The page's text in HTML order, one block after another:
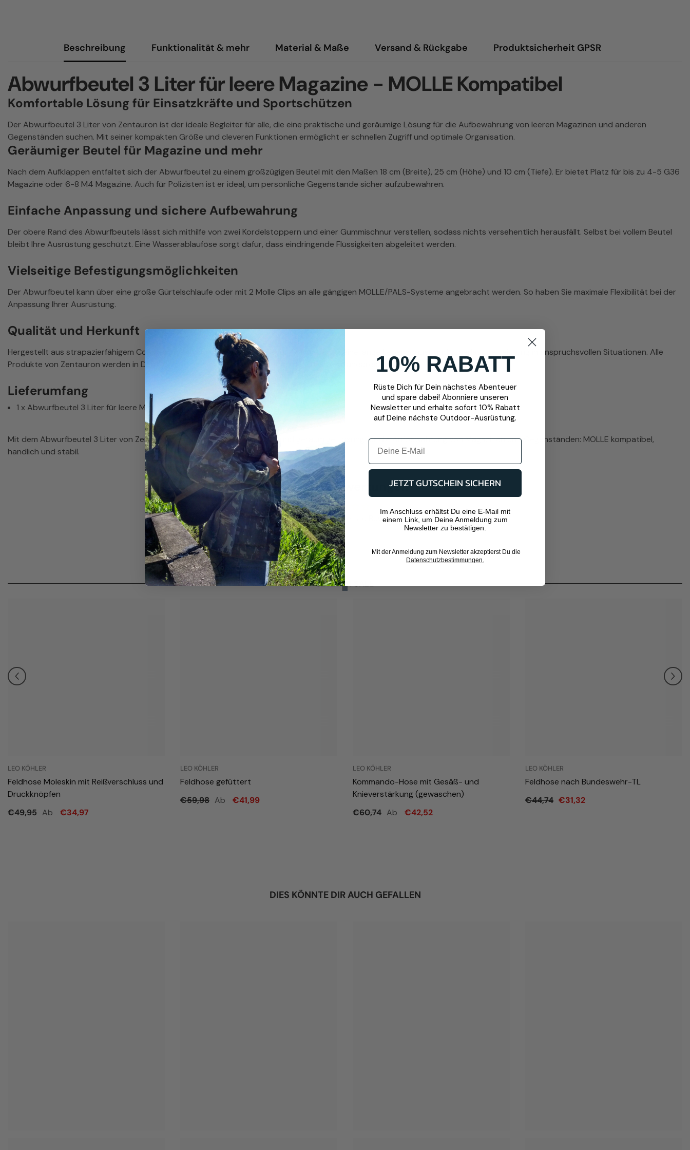
Beschreibung Funktionalität & mehr Material & Maße Versand & Rückgabe Produktsicherheit GPSR
Abwurfbeutel 3 Liter für leere Magazine - MOLLE Kompatibel
Komfortable Lösung für Einsatzkräfte und Sportschützen
Der Abwurfbeutel 3 Liter von Zentauron ist der ideale Begleiter für alle, die eine praktische und geräumige Lösung für die Aufbewahrung von leeren Magazinen und anderen
Gegenständen suchen. Mit seiner kompakten Größe und cleveren Funktionen ermöglicht er schnellen Zugriff und optimale Organisation.
Geräumiger Beutel für Magazine und mehr
Nach dem Aufklappen entfaltet sich der Abwurfbeutel zu einem großzügigen Beutel mit den Maßen 18 cm (Breite), 25 cm (Höhe) und 10 cm (Tiefe). Er bietet Platz für bis zu 4-5 G36
Magazine oder 6-8 M4 Magazine. Auch für Polizisten ist er ideal, um persönliche Gegenstände sicher aufzubewahren.
Einfache Anpassung und sichere Aufbewahrung
Der obere Rand des Abwurfbeutels lässt sich mithilfe von zwei Kordelstoppern und einer Gummischnur verstellen, sodass nichts versehentlich herausfällt. Selbst bei vollem Beutel
bleibt Ihre Ausrüstung geschützt. Eine Wasserablauföse sorgt dafür, dass eindringende Flüssigkeiten abgeleitet werden.
Vielseitige Befestigungsmöglichkeiten
Der Abwurfbeutel kann über eine große Gürtelschlaufe oder mit 2 Molle Clips an alle gängigen MOLLE/PALS-Systeme angebracht werden. So haben Sie maximale Flexibilität bei der
Anpassung Ihrer Ausrüstung.
Qualität und Herkunft
Hergestellt aus strapazierfähigem Cordura® Polyamid 6.6, garantiert dieser Abwurfbeutel eine lange Lebensdauer und zuverlässige Leistung in anspruchsvollen Situationen. Alle
Produkte von Zentauron werden in Deutschland gefertigt und erfüllen höchste Qualitätsstandards.
Lieferumfang
1 x Abwurfbeutel 3 Liter für leere Magazine MOLLE Kompatibel
Mit dem Abwurfbeutel 3 Liter von Zentauron erhalten Sie eine kompakte und geräumige Lösung für die Aufbewahrung von Magazinen und Gegenständen: MOLLE kompatibel,
handlich und stabil.
Kundenbewertungen
Schreiben Sie die erste Bewertung
JETZT IM SALE
LEO KÖHLER
Feldhose Moleskin mit Reißverschluss und
Druckknöpfen
€49,95 Ab €34,97
LEO KÖHLER
Feldhose gefüttert
€59,98 Ab €41,99
LEO KÖHLER
Kommando-Hose mit Gesäß- und
Knieverstärkung (gewaschen)
€60,74 Ab €42,52
LEO KÖHLER
Feldhose nach Bundeswehr-TL
€44,74 €31,32
DIES KÖNNTE DIR AUCH GEFALLEN
10% RABATT
Rüste Dich für Dein nächstes Abenteuer
und spare dabei! Abonniere unseren
Newsletter und erhalte sofort 10% Rabatt
auf Deine nächste Outdoor-Ausrüstung.
JETZT GUTSCHEIN SICHERN
Im Anschluss erhältst Du eine E-Mail mit
einem Link, um Deine Anmeldung zum
Newsletter zu bestätigen.
Mit der Anmeldung zum Newsletter akzeptierst Du die
Datenschutzbestimmungen.